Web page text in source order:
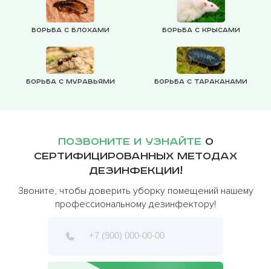
Борьба с блохами Борьба с крысами
Борьба с муравьями Борьба с тараканами
Позвоните и узнайте о
сертифицированных методах
дезинфекции!
Звоните, чтобы доверить уборку помещений нашему
профессиональному дезинфектору!